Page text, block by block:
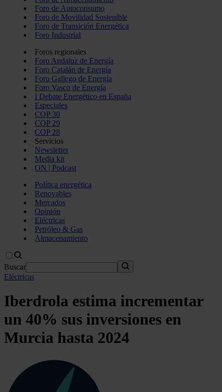
Foro de Autoconsumo
Foro de Movilidad Sostenible
Foro de Transición Energética
Foro Industrial
Foros regionales
Foro Andaluz de Energía
Foro Catalán de Energía
Foro Gallego de Energía
Foro Vasco de Energía
I Debate Energético en España
Especiales
COP 30
COP 29
COP 28
Servicios
Newsletter
Media kit
ON | Podcast
Política energética
Renovables
Mercados
Opinión
Eléctricas
Petróleo & Gas
Almacenamiento
Buscar
Eléctricas
Iberdrola estima incrementar
un 40% sus inversiones en
Murcia hasta 2024